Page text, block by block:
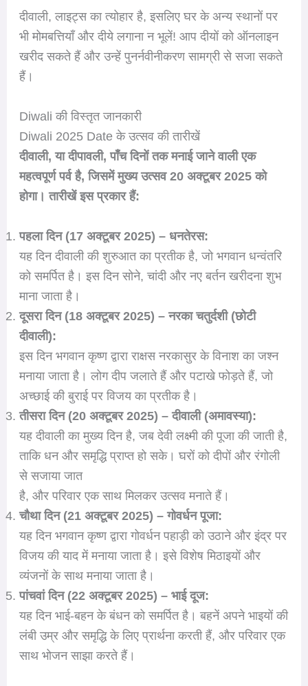
दीवाली, लाइट्स का त्योहार है, इसलिए घर के अन्य स्थानों पर
भी मोमबत्तियाँ और दीये लगाना न भूलें! आप दीयों को ऑनलाइन
खरीद सकते हैं और उन्हें पुनर्नवीनीकरण सामग्री से सजा सकते
हैं।
Diwali की विस्तृत जानकारी
Diwali 2025 Date के उत्सव की तारीखें
दीवाली, या दीपावली, पाँच दिनों तक मनाई जाने वाली एक
महत्वपूर्ण पर्व है, जिसमें मुख्य उत्सव 20 अक्टूबर 2025 को
होगा। तारीखें इस प्रकार हैं:
पहला दिन (17 अक्टूबर 2025) – धनतेरस:
यह दिन दीवाली की शुरुआत का प्रतीक है, जो भगवान धन्वंतरि
को समर्पित है। इस दिन सोने, चांदी और नए बर्तन खरीदना शुभ
माना जाता है।
दूसरा दिन (18 अक्टूबर 2025) – नरका चतुर्दशी (छोटी
दीवाली):
इस दिन भगवान कृष्ण द्वारा राक्षस नरकासुर के विनाश का जश्न
मनाया जाता है। लोग दीप जलाते हैं और पटाखे फोड़ते हैं, जो
अच्छाई की बुराई पर विजय का प्रतीक है।
तीसरा दिन (20 अक्टूबर 2025) – दीवाली (अमावस्या):
यह दीवाली का मुख्य दिन है, जब देवी लक्ष्मी की पूजा की जाती है,
ताकि धन और समृद्धि प्राप्त हो सके। घरों को दीपों और रंगोली
से सजाया जात
है, और परिवार एक साथ मिलकर उत्सव मनाते हैं।
चौथा दिन (21 अक्टूबर 2025) – गोवर्धन पूजा:
यह दिन भगवान कृष्ण द्वारा गोवर्धन पहाड़ी को उठाने और इंद्र पर
विजय की याद में मनाया जाता है। इसे विशेष मिठाइयों और
व्यंजनों के साथ मनाया जाता है।
पांचवां दिन (22 अक्टूबर 2025) – भाई दूज:
यह दिन भाई-बहन के बंधन को समर्पित है। बहनें अपने भाइयों की
लंबी उम्र और समृद्धि के लिए प्रार्थना करती हैं, और परिवार एक
साथ भोजन साझा करते हैं।